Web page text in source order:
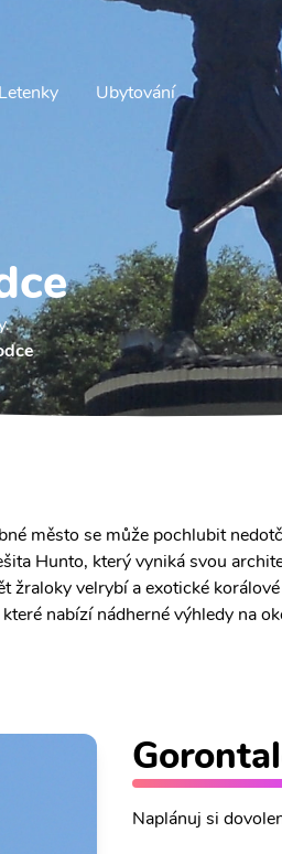
Letenky Ubytování
město se může pochlubit
Hunto, který vyniká svou
velrybí a exotické
nabízí nádherné výhledy na
Naplánuj si